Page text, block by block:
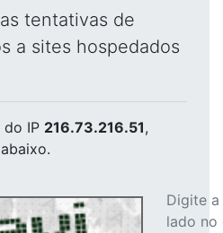
tentativas de
a sites hospedados
do IP 216.73.216.51,
Digite
lado no